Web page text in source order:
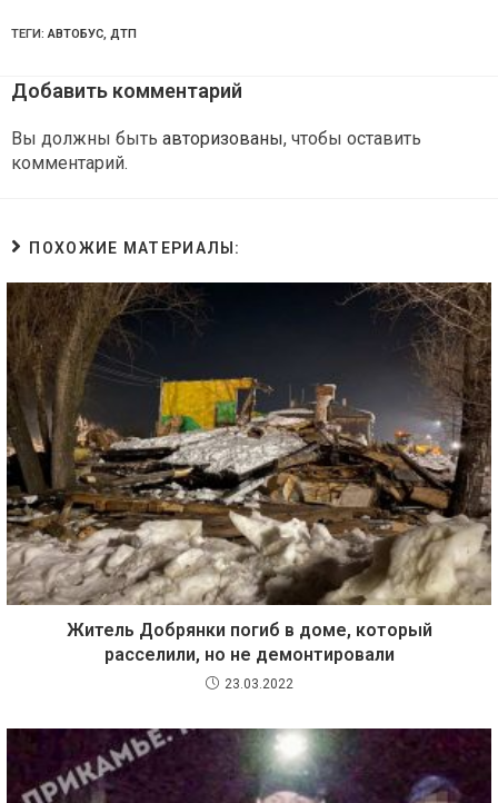
ТЕГИ:АВТОБУС, ДТП
Добавить комментарий
Вы должны быть авторизованы, чтобы оставить
комментарий.
ПОХОЖИЕ МАТЕРИАЛЫ:
Житель Добрянки погиб в доме, который
расселили, но не демонтировали
23.03.2022